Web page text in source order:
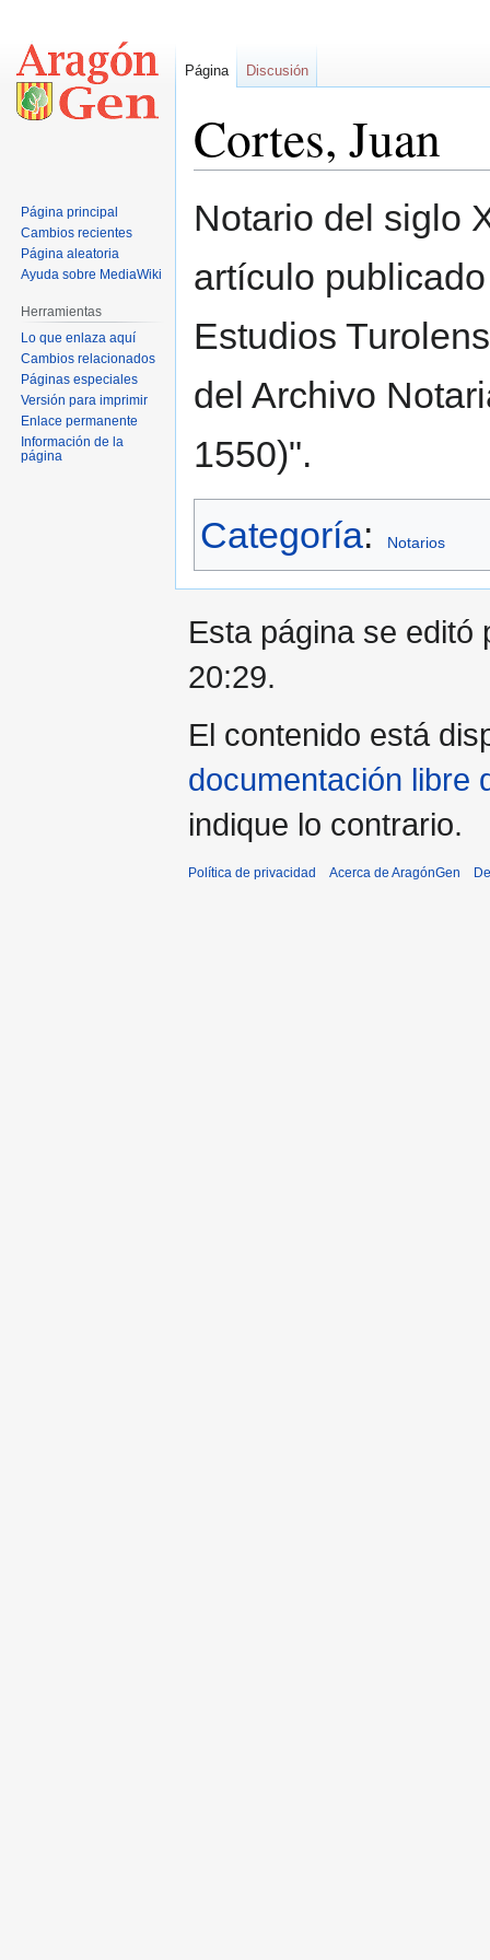
Cortes, Juan
navegación
búsqueda
Notario del siglo
artículo
Estudios
del Archivo
1550)".
Categoría: Notarios
Página Discusión
Página principal
Cambios recientes
Página aleatoria
Ayuda sobre MediaWiki
Herramientas
Lo que enlaza aquí
Cambios relacionados
Páginas especiales
Versión para imprimir
Enlace permanente
Información de la
página
Esta página se editó
20:29.
El contenido está
documentación libre
indique lo contrario.
Política de privacidad Acerca de AragónGen